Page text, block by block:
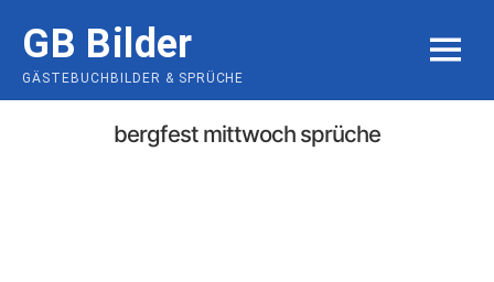
content
GB Bilder
GÄSTEBUCHBILDER & SPRÜCHE
MENU
bergfest mittwoch sprüche